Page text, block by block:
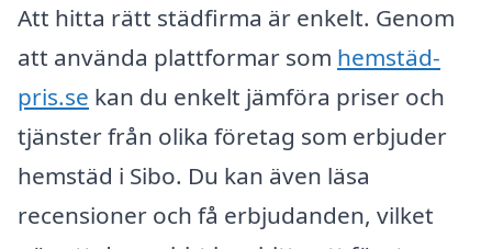
Att hitta rätt städfirma är enkelt. Genom
att använda plattformar som hemstäd-
pris.se kan du enkelt jämföra priser och
tjänster från olika företag som erbjuder
hemstäd i Sibo. Du kan även läsa
recensioner och få erbjudanden, vilket